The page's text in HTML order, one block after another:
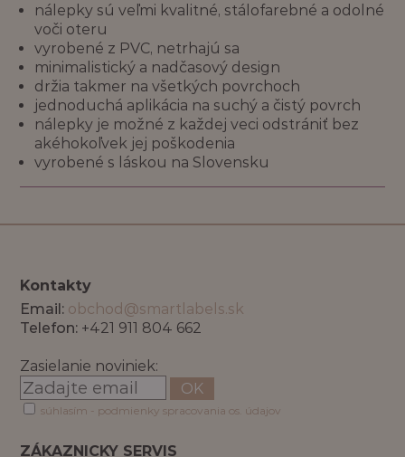
nálepky sú veľmi kvalitné, stálofarebné a odolné
voči oteru
vyrobené z PVC, netrhajú sa
minimalistický a nadčasový design
držia takmer na všetkých povrchoch
jednoduchá aplikácia na suchý a čistý povrch
nálepky je možné z každej veci odstrániť bez
akéhokoľvek jej poškodenia
vyrobené s láskou na Slovensku
Kontakty
Email: obchod@smartlabels.sk
Telefon: +421 911 804 662
Zasielanie noviniek:
OK
súhlasím - podmienky spracovania os. údajov
ZÁKAZNICKY SERVIS